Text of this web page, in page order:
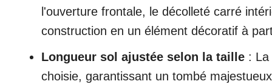
l'ouverture frontale, le décolleté carré
construction en un élément décoratif à
Longueur sol ajustée selon la taille : La
choisie, garantissant un tombé